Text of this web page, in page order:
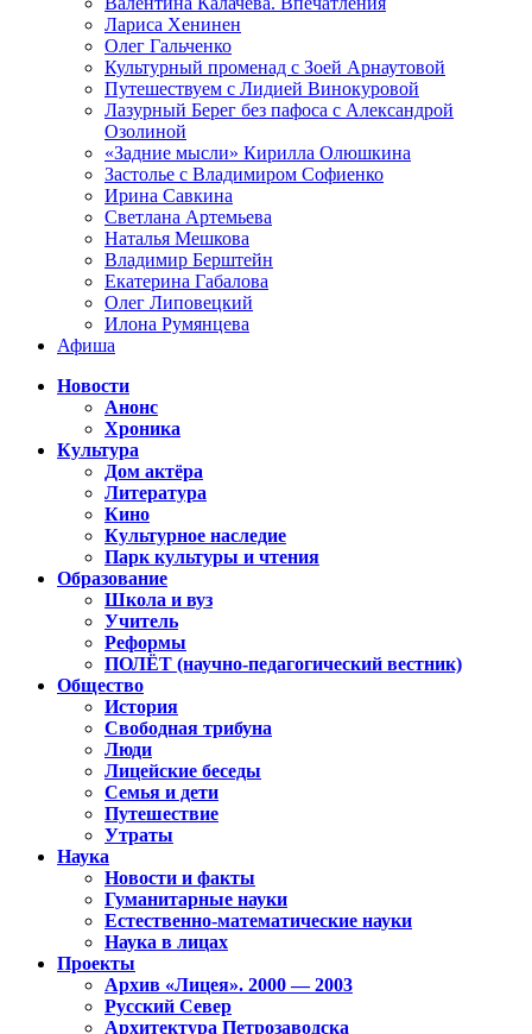
Лариса Хенинен
Олег Гальченко
Культурный променад с Зоей Арнаутовой
Путешествуем с Лидией Винокуровой
Лазурный Берег без пафоса с Александрой
Озолиной
«Задние мысли» Кирилла Олюшкина
Застолье с Владимиром Софиенко
Ирина Савкина
Светлана Артемьева
Наталья Мешкова
Владимир Берштейн
Екатерина Габалова
Олег Липовецкий
Илона Румянцева
Афиша
Новости
Анонс
Хроника
Культура
Дом актёра
Литература
Кино
Культурное наследие
Парк культуры и чтения
Образование
Школа и вуз
Учитель
Реформы
ПОЛЁТ (научно-педагогический вестник)
Общество
История
Свободная трибуна
Люди
Лицейские беседы
Семья и дети
Путешествие
Утраты
Наука
Новости и факты
Гуманитарные науки
Естественно-математические науки
Наука в лицах
Проекты
Архив «Лицея». 2000 — 2003
Русский Север
Архитектура Петрозаводска